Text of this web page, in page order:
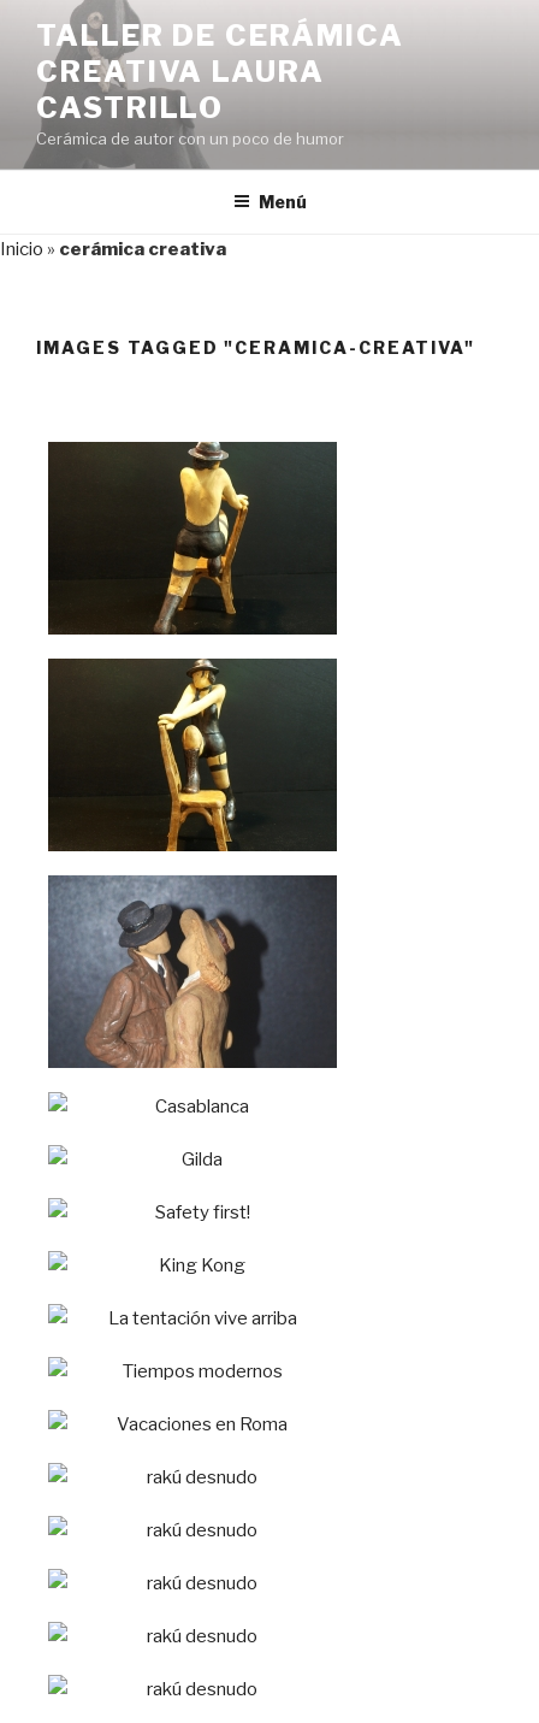
contenido
TALLER DE CERÁMICA
CREATIVA LAURA
CASTRILLO
Cerámica de autor con un poco de humor
Menú
Inicio » cerámica creativa
IMAGES TAGGED "CERAMICA-CREATIVA"